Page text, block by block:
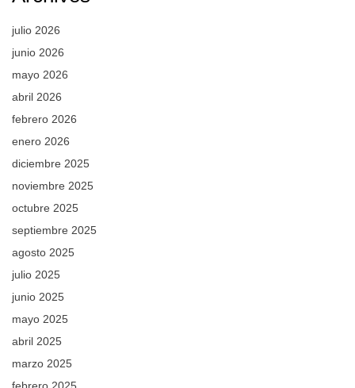
julio 2026
junio 2026
mayo 2026
abril 2026
febrero 2026
enero 2026
diciembre 2025
noviembre 2025
octubre 2025
septiembre 2025
agosto 2025
julio 2025
junio 2025
mayo 2025
abril 2025
marzo 2025